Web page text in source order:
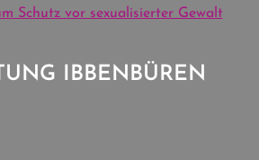
Schutz vor sexualisierter Gewalt
IBBENBÜREN